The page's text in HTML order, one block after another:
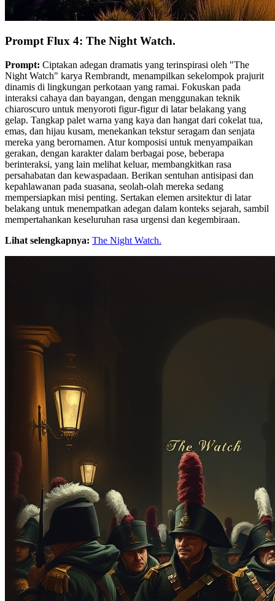
Prompt Flux 4: The Night Watch.
Prompt: Ciptakan adegan dramatis yang terinspirasi oleh "The
Night Watch" karya Rembrandt, menampilkan sekelompok prajurit
dinamis di lingkungan perkotaan yang ramai. Fokuskan pada
interaksi cahaya dan bayangan, dengan menggunakan teknik
chiaroscuro untuk menyoroti figur-figur di latar belakang yang
gelap. Tangkap palet warna yang kaya dan hangat dari cokelat tua,
emas, dan hijau kusam, menekankan tekstur seragam dan senjata
mereka yang berornamen. Atur komposisi untuk menyampaikan
gerakan, dengan karakter dalam berbagai pose, beberapa
berinteraksi, yang lain melihat keluar, membangkitkan rasa
persahabatan dan kewaspadaan. Berikan sentuhan antisipasi dan
kepahlawanan pada suasana, seolah-olah mereka sedang
mempersiapkan misi penting. Sertakan elemen arsitektur di latar
belakang untuk menempatkan adegan dalam konteks sejarah, sambil
mempertahankan keseluruhan rasa urgensi dan kegembiraan.
Lihat selengkapnya: The Night Watch.